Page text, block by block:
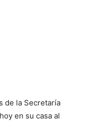
de la Secretaría
en su casa al